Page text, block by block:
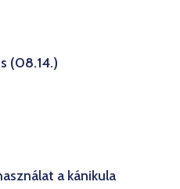
(08.14.)
a kánikula